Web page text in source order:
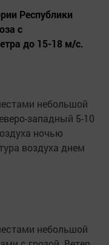
Республики
с
до 15-18 м/с.
небольшой
западный 5-10
ночью
воздуха днем
небольшой